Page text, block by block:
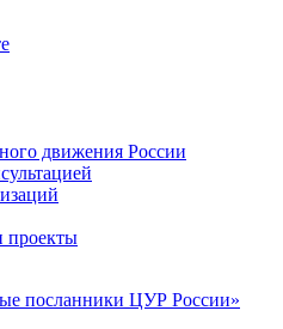
движения России
проекты
посланники ЦУР России»